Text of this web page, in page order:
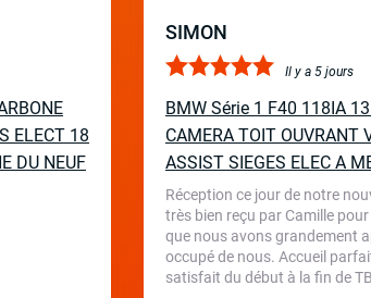
ELECT 18
DU NEUF
SIMON
Il y a 5 jours
BMW Série 1 F40 118IA
CAMERA TOIT OUVRANT
ASSIST SIEGES ELEC A
Réception ce jour de notre
très bien reçu par Camille
que nous avons grandement
occupé de nous. Accueil
satisfait du début à la fin de